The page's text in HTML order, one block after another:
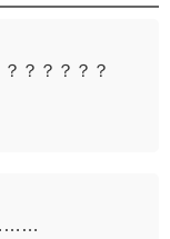
？？？？？
………